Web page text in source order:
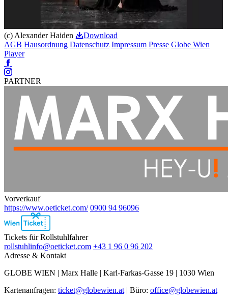
(c) Alexander Haiden
Download
AGB Hausordnung Datenschutz Impressum Presse Globe Wien
Player
Facebook
Instagram
PARTNER
Vorverkauf
https://www.oeticket.com/ 0900 94 96096
Ebene
2
Tickets für Rollstuhlfahrer
rollstuhlinfo@oeticket.com +43 1 96 0 96 202
Adresse & Kontakt
GLOBE WIEN | Marx Halle | Karl-Farkas-Gasse 19 | 1030 Wien
Kartenanfragen: ticket@globewien.at | Büro: office@globewien.at